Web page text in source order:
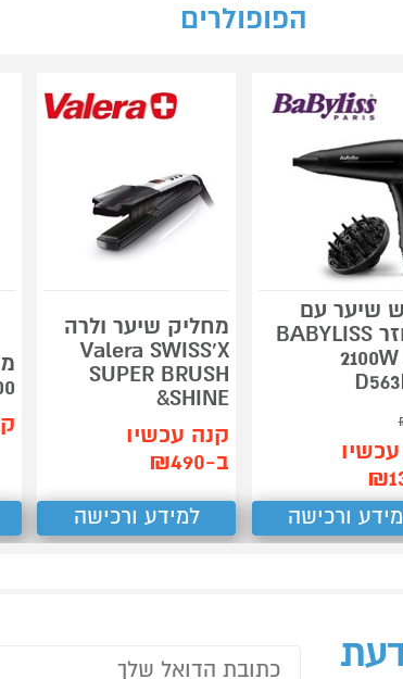
הפופולרים
שיער עם
דיפיוזר BABYLISS
ורכישה
מחליק שיער ולרה
Valera SWISS'X
SUPER BRUSH
&SHINE
קנה עכשיו
ב-₪490
למידע ורכישה